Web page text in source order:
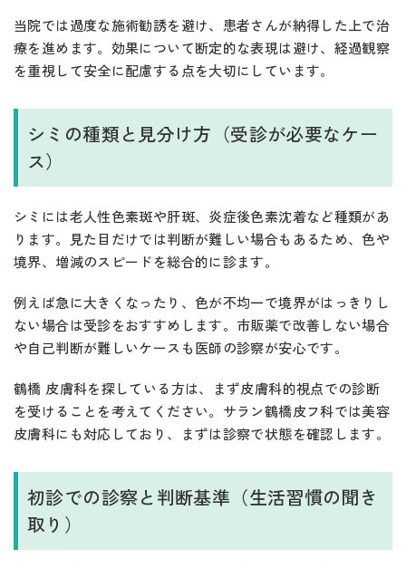
当院では過度な施術勧誘を避け、患者さんが納得した上で治
療を進めます。効果について断定的な表現は避け、経過観察
を重視して安全に配慮する点を大切にしています。
シミの種類と見分け方（受診が必要なケー
ス）
シミには老人性色素斑や肝斑、炎症後色素沈着など種類があ
ります。見た目だけでは判断が難しい場合もあるため、色や
境界、増減のスピードを総合的に診ます。
例えば急に大きくなったり、色が不均一で境界がはっきりし
ない場合は受診をおすすめします。市販薬で改善しない場合
や自己判断が難しいケースも医師の診察が安心です。
鶴橋 皮膚科を探している方は、まず皮膚科的視点での診断
を受けることを考えてください。サラン鶴橋皮フ科では美容
皮膚科にも対応しており、まずは診察で状態を確認します。
初診での診察と判断基準（生活習慣の聞き
取り）